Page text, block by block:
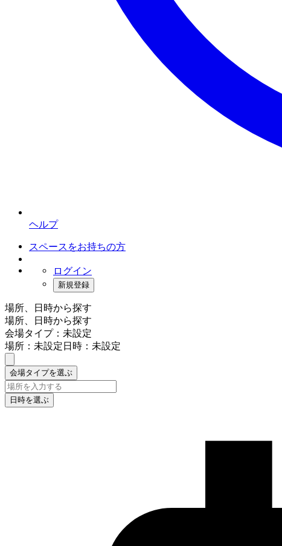
ヘルプ
スペースをお持ちの方
ログイン
新規登録
場所、日時から探す
場所、日時から探す
会場タイプ：未設定
場所：未設定日時：未設定
会場タイプを選ぶ
日時を選ぶ